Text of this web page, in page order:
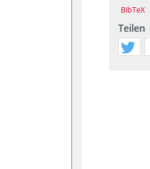
BibTeX
Teilen